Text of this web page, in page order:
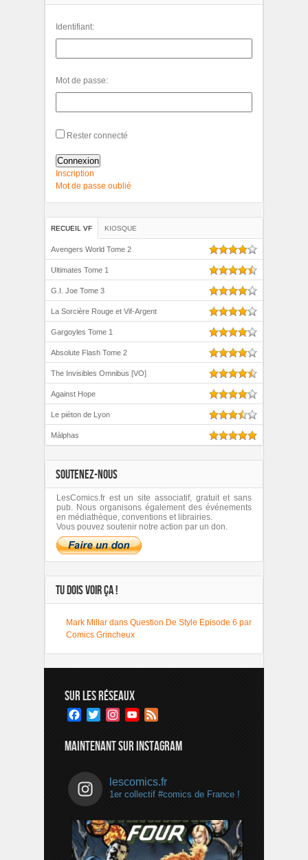
Identifiant:
Mot de passe:
Rester connecté
Connexion
Inscription
Mot de passe oublié
RECUEIL VF KIOSQUE
Avengers World Tome 2
Ultimates Tome 1
G.I. Joe Tome 3
La Sorcière Rouge et Vif-Argent
Gargoyles Tome 1
Absolute Flash Tome 2
The Invisibles Omnibus [VO]
Against Hope
Le piéton de Lyon
Màlphas
SOUTENEZ-NOUS
LesComics.fr est un site associatif, gratuit et sans
pub. Nous organisons également des événements
en médiathèque, conventions et librairies.
Vous pouvez soutenir notre action par un don.
TU DOIS VOIR ÇA !
Mark Millar dans Question De Style Episode 6 par
Comics Grincheux
SUR LES RÉSEAUX
Facebook
TwitterInstagramYouTube
MAINTENANT SUR INSTAGRAM
lescomics.fr
1er collectif #comics de France !